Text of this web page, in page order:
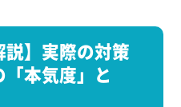
説】実際の対策
本気度」と